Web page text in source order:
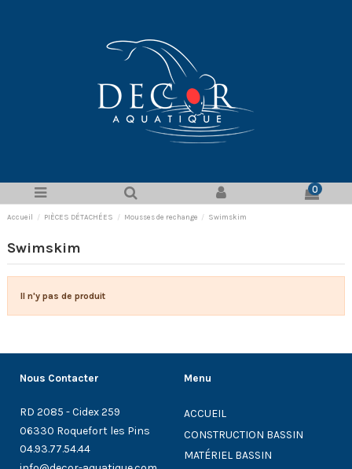
0
Accueil PIÈCES DÉTACHÉES Mousses de rechange Swimskim
Swimskim
Il n'y pas de produit
Nous Contacter
RD 2085 - Cidex 259
06330 Roquefort les Pins
04.93.77.54.44
Menu
ACCUEIL
CONSTRUCTION BASSIN
MATÉRIEL BASSIN